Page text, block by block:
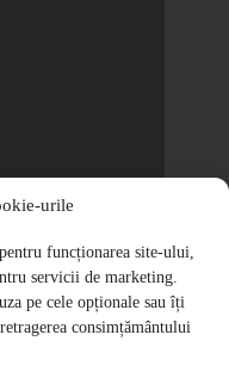
urile
funcționarea site-ului,
servicii de marketing.
pe cele opționale sau îți
consimțământului